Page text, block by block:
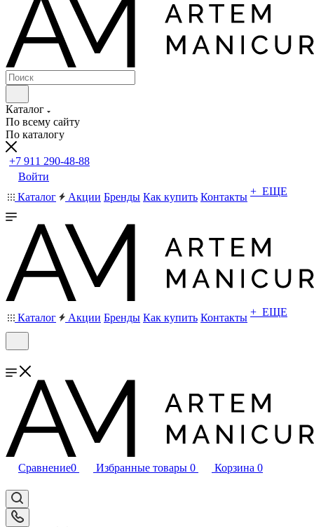
Каталог
По всему сайту
По каталогу
+7 911 290-48-88
Войти
Каталог
Акции Бренды Как купить Контакты + ЕЩЕ
Каталог Акции Бренды Как купить Контакты + ЕЩЕ
Сравнение0 Избранные товары 0 Корзина 0